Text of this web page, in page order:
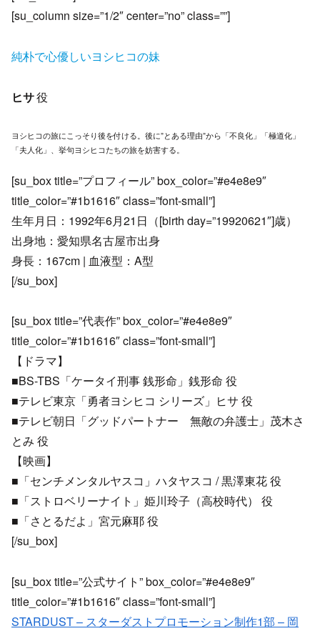
[su_column size=”1/2″ center=”no” class=””]
純朴で心優しいヨシヒコの妹
ヒサ役
ヨシヒコの旅にこっそり後を付ける。後に”とある理由”から「不良化」「極道化」
「夫人化」、挙句ヨシヒコたちの旅を妨害する。
[su_box title=”プロフィール” box_color=”#e4e8e9″
title_color=”#1b1616″ class=”font-small”]
生年月日：1992年6月21日（[birth day=”19920621″]歳）
出身地：愛知県名古屋市出身
身長：167cm | 血液型：A型
[/su_box]
[su_box title=”代表作” box_color=”#e4e8e9″
title_color=”#1b1616″ class=”font-small”]
【ドラマ】
■BS-TBS「ケータイ刑事 銭形命」銭形命 役
■テレビ東京「勇者ヨシヒコ シリーズ」ヒサ 役
■テレビ朝日「グッドパートナー 無敵の弁護士」茂木さ
とみ 役
【映画】
■「センチメンタルヤスコ」ハタヤスコ / 黒澤東花 役
■「ストロベリーナイト」姫川玲子（高校時代） 役
■「さとるだよ」宮元麻耶 役
[/su_box]
[su_box title=”公式サイト” box_color=”#e4e8e9″
title_color=”#1b1616″ class=”font-small”]
STARDUST – スターダストプロモーション制作1部 – 岡